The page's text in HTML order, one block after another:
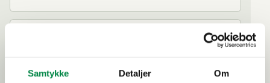
Samtykke Detaljer Om
Email*